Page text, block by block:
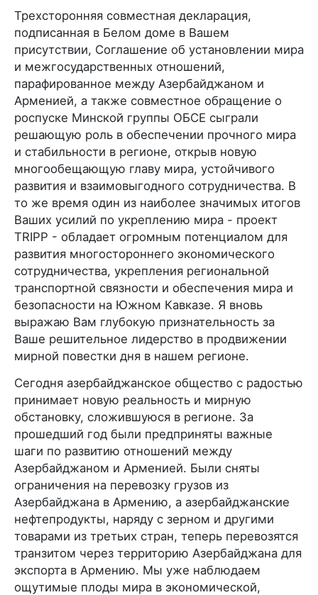
Трехсторонняя совместная декларация,
подписанная в Белом доме в Вашем
присутствии, Соглашение об установлении мира
и межгосударственных отношений,
парафированное между Азербайджаном и
Арменией, а также совместное обращение о
роспуске Минской группы ОБСЕ сыграли
решающую роль в обеспечении прочного мира
и стабильности в регионе, открыв новую
многообещающую главу мира, устойчивого
развития и взаимовыгодного сотрудничества. В
то же время один из наиболее значимых итогов
Ваших усилий по укреплению мира - проект
TRIPP - обладает огромным потенциалом для
развития многостороннего экономического
сотрудничества, укрепления региональной
транспортной связности и обеспечения мира и
безопасности на Южном Кавказе. Я вновь
выражаю Вам глубокую признательность за
Ваше решительное лидерство в продвижении
мирной повестки дня в нашем регионе.
Сегодня азербайджанское общество с радостью
принимает новую реальность и мирную
обстановку, сложившуюся в регионе. За
прошедший год были предприняты важные
шаги по развитию отношений между
Азербайджаном и Арменией. Были сняты
ограничения на перевозку грузов из
Азербайджана в Армению, а азербайджанские
нефтепродукты, наряду с зерном и другими
товарами из третьих стран, теперь перевозятся
транзитом через территорию Азербайджана для
экспорта в Армению. Мы уже наблюдаем
ощутимые плоды мира в экономической,